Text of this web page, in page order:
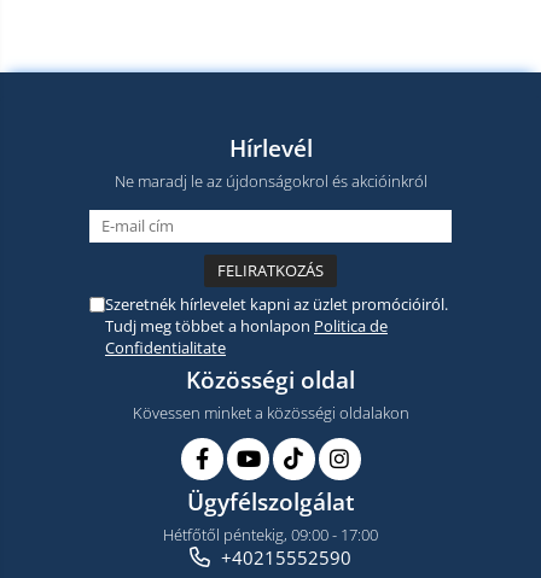
Hírlevél
Ne maradj le az újdonságokrol és akcióinkról
Szeretnék hírlevelet kapni az üzlet promócióiról.
Tudj meg többet a honlapon Politica de
Confidentialitate
Közösségi oldal
Kövessen minket a közösségi oldalakon
Ügyfélszolgálat
Hétfőtől péntekig, 09:00 - 17:00
+40215552590